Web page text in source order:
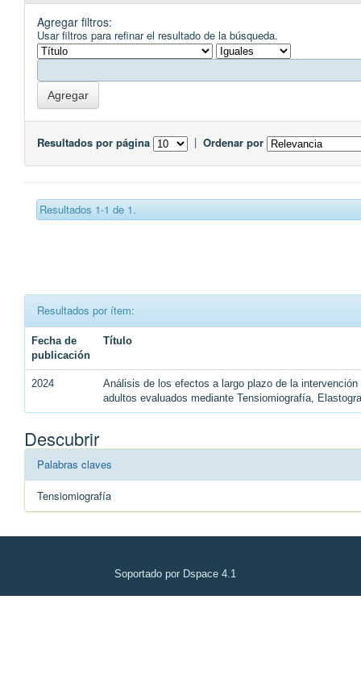
Agregar filtros:
Usar filtros para refinar el resultado de la búsqueda.
Resultados por página | Ordenar por
Resultados 1-1 de 1.
Resultados por ítem:
Fecha de
publicación
Título
2024
Análisis de los efectos a largo plazo de la
adultos evaluados mediante Tensiomiografía,
Descubrir
Palabras claves
Tensiomiografía
Soportado por Dspace 4.1